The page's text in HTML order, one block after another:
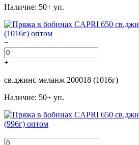
Наличие: 50+ уп.
−
+
св.джинс меланж 200018 (1016г)
Наличие: 50+ уп.
−